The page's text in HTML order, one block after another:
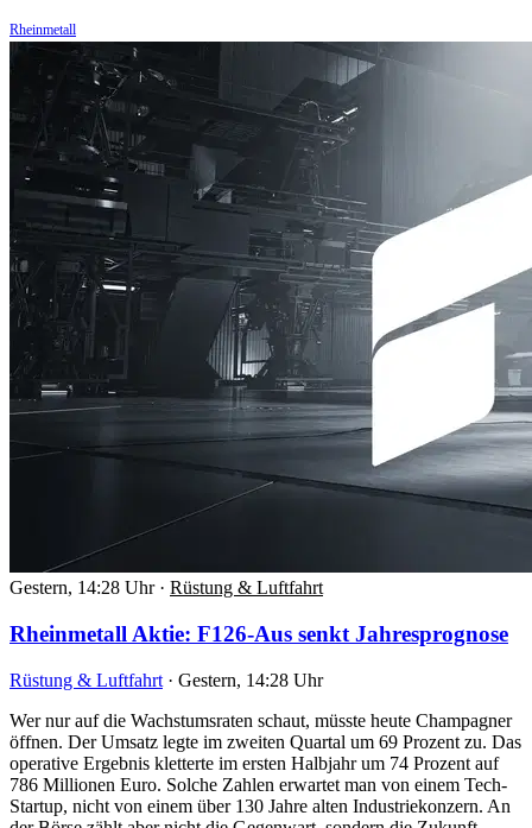
Rheinmetall
Gestern, 14:28 Uhr · Rüstung & Luftfahrt
Rheinmetall Aktie: F126-Aus senkt Jahresprognose
Rüstung & Luftfahrt · Gestern, 14:28 Uhr
Wer nur auf die Wachstumsraten schaut, müsste heute Champagner
öffnen. Der Umsatz legte im zweiten Quartal um 69 Prozent zu. Das
operative Ergebnis kletterte im ersten Halbjahr um 74 Prozent auf
786 Millionen Euro. Solche Zahlen erwartet man von einem Tech-
Startup, nicht von einem über 130 Jahre alten Industriekonzern. An